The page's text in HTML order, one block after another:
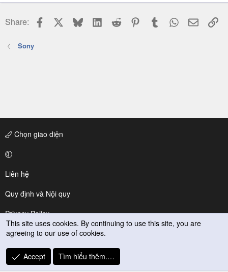
Share: Facebook BlueskyLinkedIn
Reddit PinterestTumblr WhatsApp
Email
Sony
Chọn giao diện
Liên hệ
Quy định và Nội quy
Privacy Policy
Trợ giúp
R
S
This site uses cookies. By continuing to use this site, you are
agreeing to our use of cookies.
Accept Tìm hiểu thêm.…